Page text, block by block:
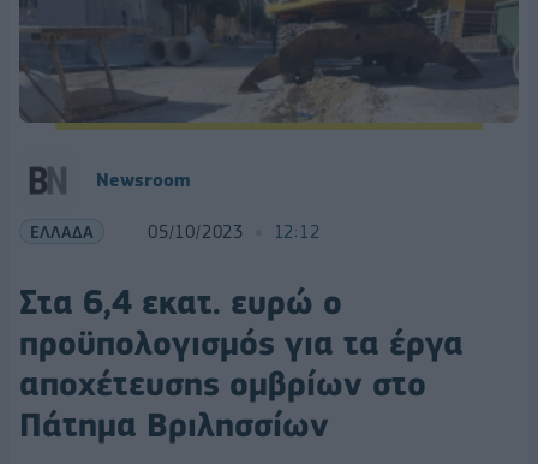
Newsroom
ΕΛΛΑΔΑ 05/10/2023 12:12
Στα 6,4 εκατ. ευρώ ο
προϋπολογισμός για τα έργα
αποχέτευσης ομβρίων στο
Πάτημα Βριλησσίων